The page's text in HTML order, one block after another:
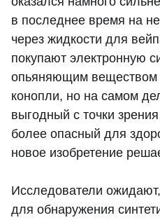
в последнее время на
через жидкости для
покупают электронную
опьяняющим веществом
конопли, но на самом
выгодный с точки
более опасный для
новое изобретение
Исследователи
для обнаружения